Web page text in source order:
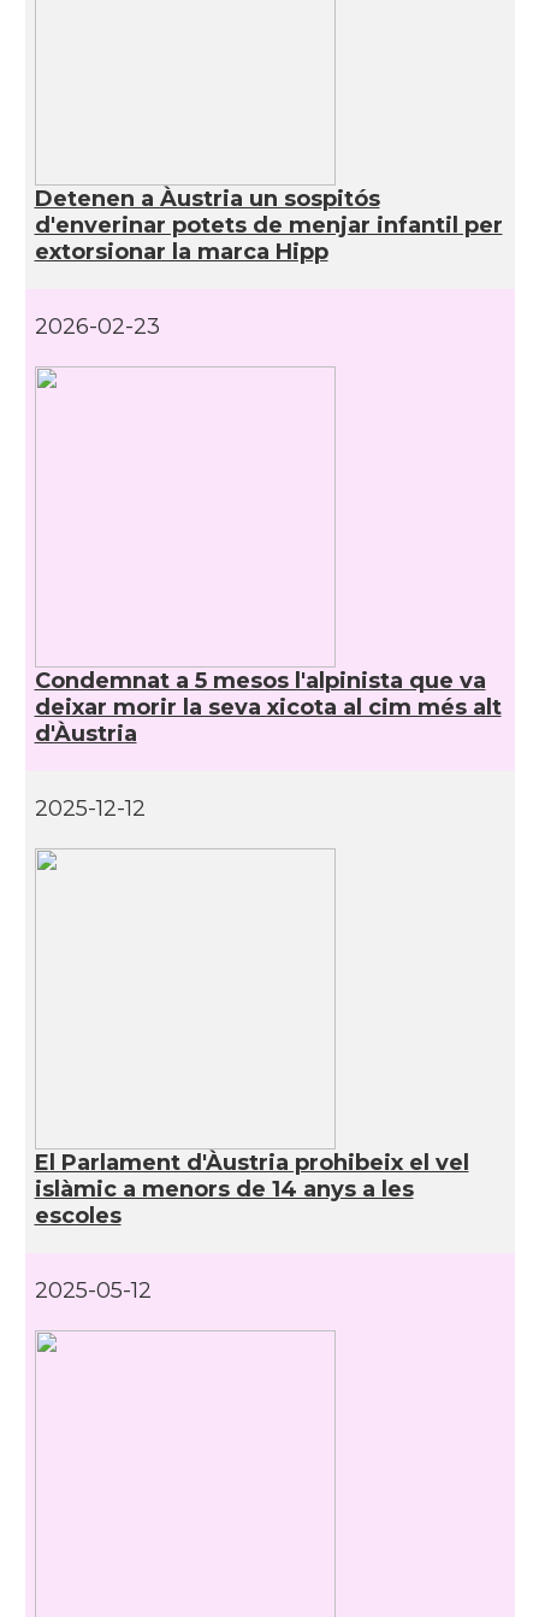
Detenen a Àustria un sospitós
d'enverinar potets de menjar infantil per
extorsionar la marca Hipp
2026-02-23
Condemnat a 5 mesos l'alpinista que va
deixar morir la seva xicota al cim més alt
d'Àustria
2025-12-12
El Parlament d'Àustria prohibeix el vel
islàmic a menors de 14 anys a les
escoles
2025-05-12